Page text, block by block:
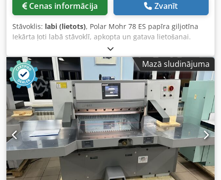
Cenas informācija Zvanīt
Stāvoklis: labi (lietots), Polar Mohr 78 ES papīra giljotīna
Iekārta ļoti labā stāvoklī, apkopta un gatava lietošanai.
Ražota Vācijā. Tehniskā specifikācija: Dsdpfxszmu Nko Ah
Ajkr Griešanas platums: 780 mm Sakraujamais augstums:
120 mm LCD displejs Barošana: 400V Svars: 1400 kg Sānu
galdi Hromēta galda virsma Galda apgaismojums un
optiskā griešanas līnija Nepārtraukti regulējams spiediens
Papildus aizmugurējie galda pārsegi Rezerves nazis,
griešanas stieņi, piesitējs un darbarīki apkopei.
Mazā sludinājuma